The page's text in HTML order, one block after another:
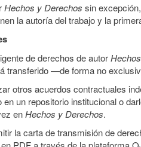
Hechos y Derechos sin
la autoría del trabajo y la
de derechos de autor
transferido —de forma no
otros acuerdos contractuales
en un repositorio institucional o
enHechos y Derechos.
la carta de transmisión de